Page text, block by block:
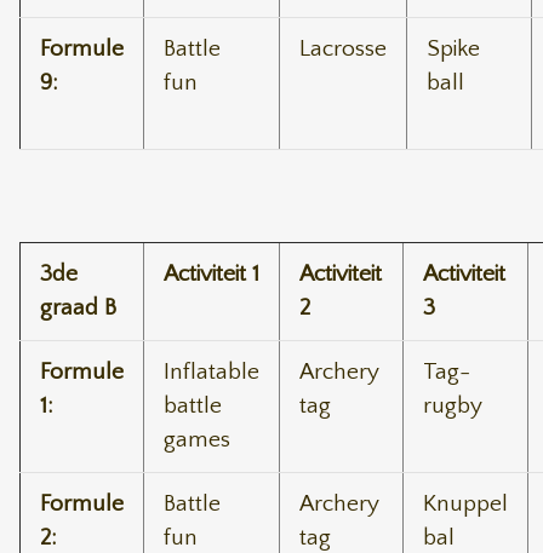
Formule
9:
Battle
fun
Lacrosse
Spike
ball
3de
graad B
Activiteit 1
Activiteit
2
Activiteit
3
Formule
1:
Inflatable
battle
games
Archery
tag
Tag-
rugby
Formule
2:
Battle
fun
Archery
tag
Knuppel
bal